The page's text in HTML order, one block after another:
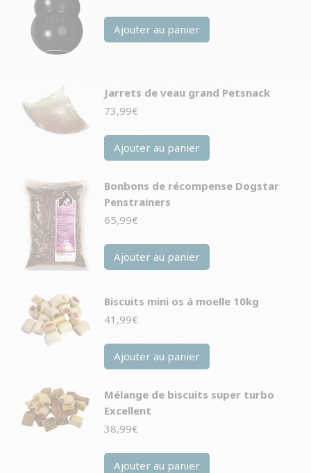
Ajouter au panier
Jarrets de veau grand Petsnack
73,99€
Ajouter au panier
Bonbons de récompense Dogstar
Penstrainers
65,99€
Ajouter au panier
Biscuits mini os à moelle 10kg
41,99€
Ajouter au panier
Mélange de biscuits super turbo
Excellent
38,99€
Ajouter au panier